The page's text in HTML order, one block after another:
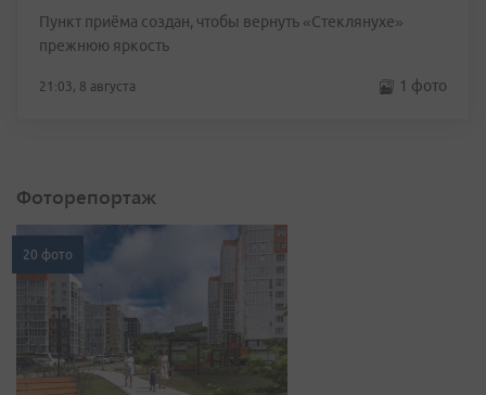
Пункт приёма создан, чтобы вернуть «Стеклянухе»
прежнюю яркость
21:03, 8 августа 1 фото
Фоторепортаж
20 фото